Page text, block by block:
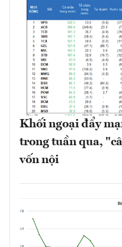
Khối ngoại đẩy
trong tuần qua,
vốn nội